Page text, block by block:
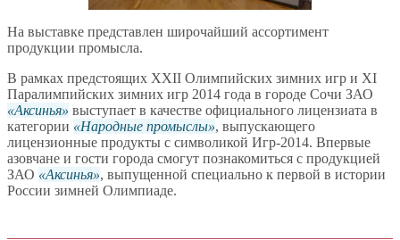
На выставке представлен широчайший ассортимент
продукции промысла.
В рамках предстоящих XXII Олимпийских зимних игр и XI
Паралимпийских зимних игр 2014 года в городе Сочи ЗАО
Аксинья
выступает в качестве официального лицензиата в
категории
Народные промыслы , выпускающего
лицензионные продукты с символикой Игр-2014. Впервые
азовчане и гости города смогут познакомиться с продукцией
ЗАО
Аксинья , выпущенной специально к первой в истории
России зимней Олимпиаде.